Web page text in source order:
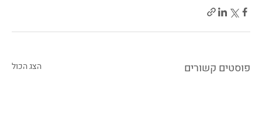
פוסטים קשורים הצג הכול